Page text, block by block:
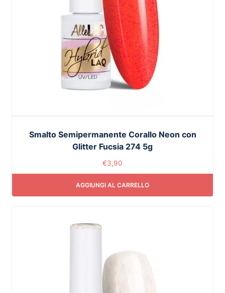
Smalto Semipermanente Corallo Neon con
Glitter Fucsia 274 5g
€3,90
AGGIUNGI AL CARRELLO